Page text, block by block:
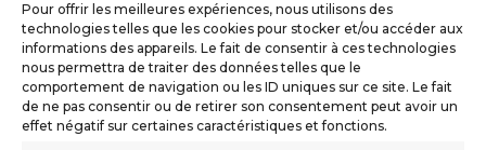
Pour offrir les meilleures expériences, nous utilisons des
technologies telles que les cookies pour stocker et/ou accéder aux
informations des appareils. Le fait de consentir à ces technologies
nous permettra de traiter des données telles que le
comportement de navigation ou les ID uniques sur ce site. Le fait
de ne pas consentir ou de retirer son consentement peut avoir un
effet négatif sur certaines caractéristiques et fonctions.
Mentions légales
Politique de confidentialité
Déclaration d’accessibilité numérique
Ils nous soutiennent